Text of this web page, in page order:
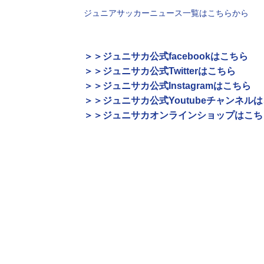
ジュニアサッカーニュース一覧はこちらから
＞＞ジュニサカ公式facebookはこちら
＞＞ジュニサカ公式Twitterはこちら
＞＞ジュニサカ公式Instagramはこちら
＞＞ジュニサカ公式Youtubeチャンネルは
＞＞ジュニサカオンラインショップはこち